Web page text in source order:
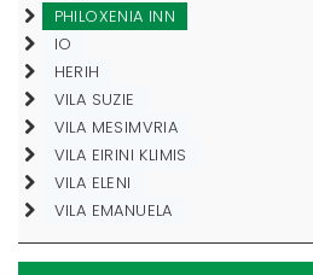
PHILOXENIA INN
IO
HERIH
VILA SUZIE
VILA MESIMVRIA
VILA EIRINI KLIMIS
VILA ELENI
VILA EMANUELA